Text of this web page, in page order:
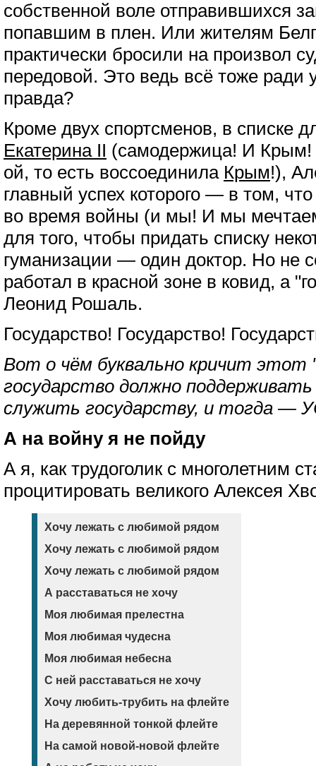
собственной воле отправившихся
попавшим в плен. Или жителям
практически бросили на произвол
передовой. Это ведь всё тоже ради
правда?
Кроме двух спортсменов, в списке
Екатерина II (самодержица! И Крым!
ой, то есть воссоединила Крым!),
главный успех которого — в том,
во время войны (и мы! И мы
для того, чтобы придать списку
гуманизации — один доктор. Но не
работал в красной зоне в ковид, а
Леонид Рошаль.
Государство! Государство!
Вот о чём буквально кричит этот
государство должно
служить государству, и тогда —
А на войну я не пойду
А я, как трудоголик с многолетним
процитировать великого Алексея
Хочу лежать с любимой рядом
Хочу лежать с любимой рядом
Хочу лежать с любимой рядом
А расставаться не хочу
Моя любимая прелестна
Моя любимая чудесна
Моя любимая небесна
С ней расставаться не хочу
Хочу любить-трубить на флейте
На деревянной тонкой флейте
На самой новой-новой флейте